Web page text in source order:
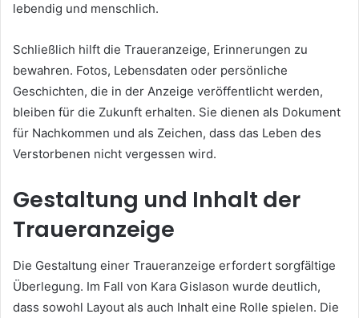
lebendig und menschlich.
Schließlich hilft die Traueranzeige, Erinnerungen zu
bewahren. Fotos, Lebensdaten oder persönliche
Geschichten, die in der Anzeige veröffentlicht werden,
bleiben für die Zukunft erhalten. Sie dienen als Dokument
für Nachkommen und als Zeichen, dass das Leben des
Verstorbenen nicht vergessen wird.
Gestaltung und Inhalt der
Traueranzeige
Die Gestaltung einer Traueranzeige erfordert sorgfältige
Überlegung. Im Fall von Kara Gislason wurde deutlich,
dass sowohl Layout als auch Inhalt eine Rolle spielen. Die